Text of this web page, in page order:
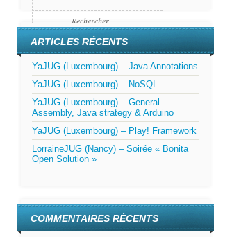
ARTICLES RÉCENTS
YaJUG (Luxembourg) – Java Annotations
YaJUG (Luxembourg) – NoSQL
YaJUG (Luxembourg) – General
Assembly, Java strategy & Arduino
YaJUG (Luxembourg) – Play! Framework
LorraineJUG (Nancy) – Soirée « Bonita
Open Solution »
COMMENTAIRES RÉCENTS